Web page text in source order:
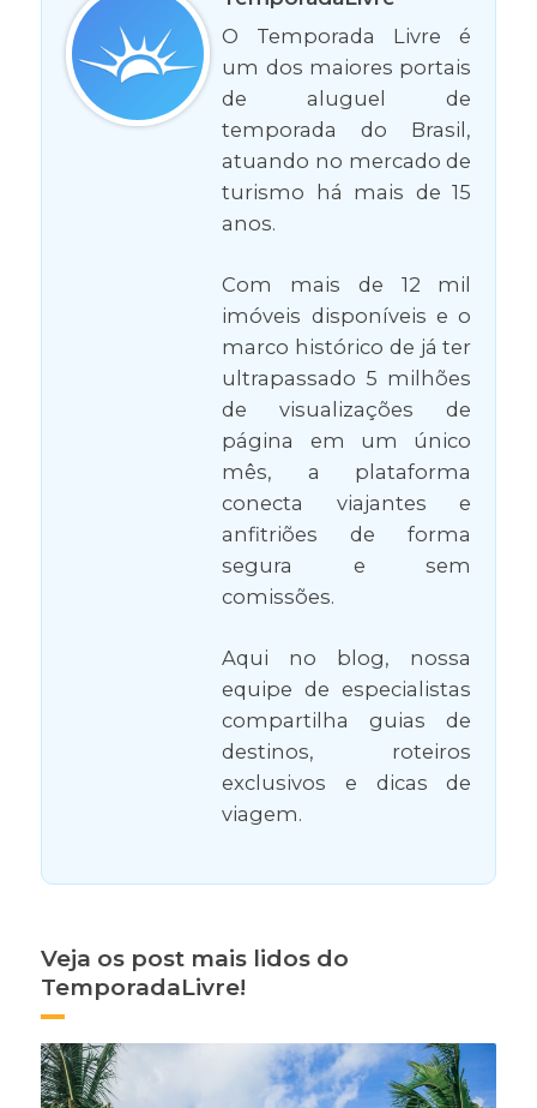
O Temporada Livre é
um dos maiores portais
de aluguel de
temporada do Brasil,
atuando no mercado de
turismo há mais de 15
anos.
Com mais de 12 mil
imóveis disponíveis e o
marco histórico de já ter
ultrapassado 5 milhões
de visualizações de
página em um único
mês, a plataforma
conecta viajantes e
anfitriões de forma
segura e sem
comissões.
Aqui no blog, nossa
equipe de especialistas
compartilha guias de
destinos, roteiros
exclusivos e dicas de
viagem.
Veja os post mais lidos do
TemporadaLivre!